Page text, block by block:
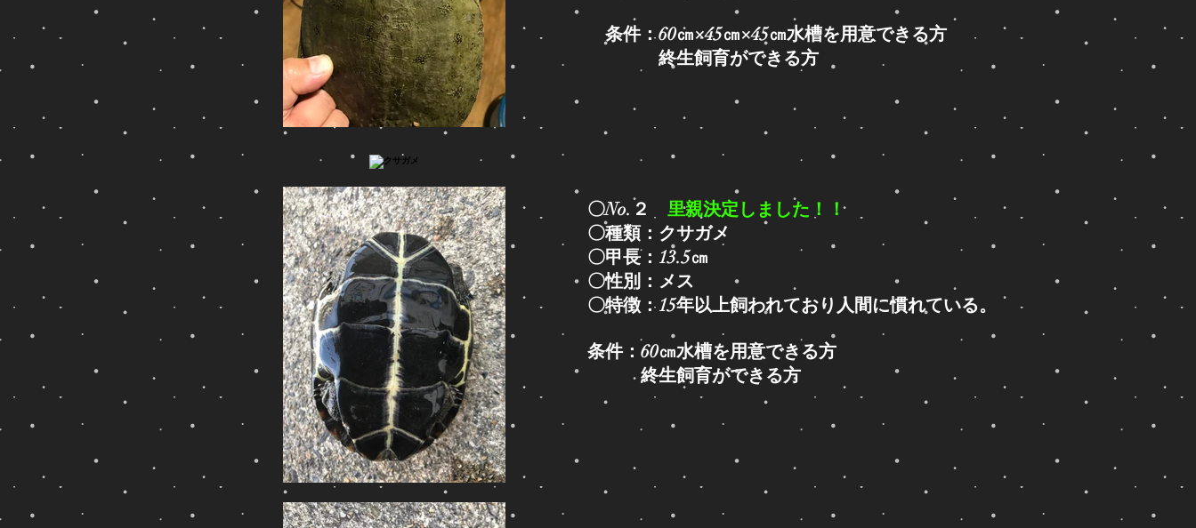
条件：60㎝×45㎝×45㎝水槽を用意できる方
​ 終生飼育ができる方
〇No.２ 里親決定しました！！
〇種類：クサガメ
〇甲長：13.5㎝
〇性別：メス
〇特徴：15年以上飼われており人間に慣れている。
条件：60㎝水槽を用意できる方
​ 終生飼育ができる方